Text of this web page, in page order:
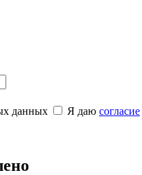
данных Я даю согласие